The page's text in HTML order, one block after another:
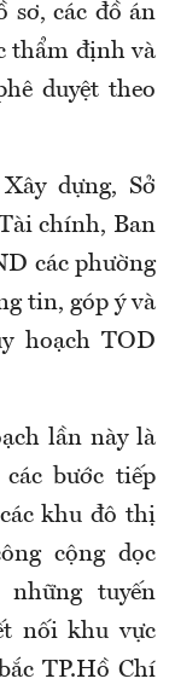
sơ, các đồ án
thẩm định và
duyệt theo
dựng, Sở
chính, Ban
các phường
tin, góp ý và
hoạch TOD
lần này là
bước tiếp
khu đô thị
cộng dọc
tuyến
nối khu vực
TP.Hồ Chí